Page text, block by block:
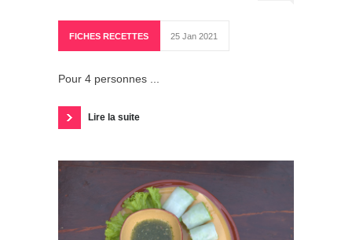
FICHES RECETTES 25 Jan 2021
Pour 4 personnes ...
Lire la suite